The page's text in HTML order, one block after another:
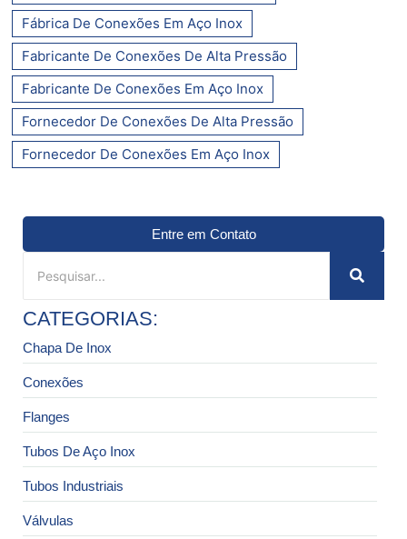
Fábrica De Conexões Em Aço Inox
Fabricante De Conexões De Alta Pressão
Fabricante De Conexões Em Aço Inox
Fornecedor De Conexões De Alta Pressão
Fornecedor De Conexões Em Aço Inox
Entre em Contato
CATEGORIAS:
Chapa De Inox
Conexões
Flanges
Tubos De Aço Inox
Tubos Industriais
Válvulas